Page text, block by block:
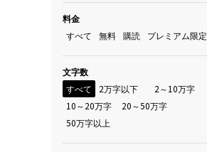
料金
すべて
無料 購読 プレミアム限定
文字数
すべて
2万字以下
2～10万字
10～20万字
20～50万字
50万字以上